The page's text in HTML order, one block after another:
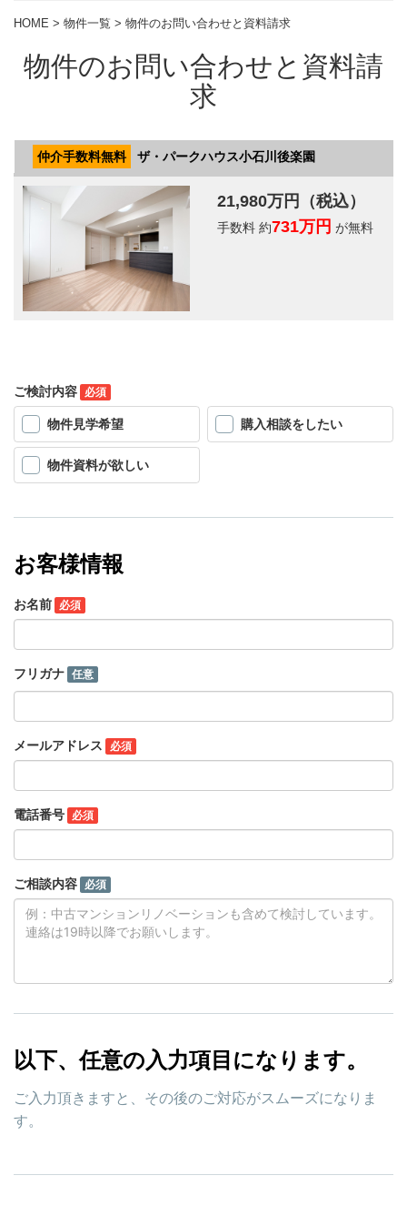
HOME > 物件一覧 > 物件のお問い合わせと資料請求
物件のお問い合わせと資料請
求
ご検討内容 必須
物件見学希望 購入相談をしたい
物件資料が欲しい
お客様情報
お名前 必須
フリガナ 任意
メールアドレス 必須
電話番号 必須
ご相談内容 必須
以下、任意の入力項目になります。
ご入力頂きますと、その後のご対応がスムーズになりま
す。